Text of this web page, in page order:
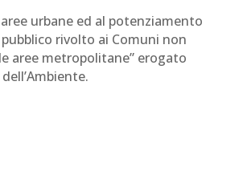
aree urbane ed al potenziamento
rivolto ai Comuni non
aree metropolitane” erogato